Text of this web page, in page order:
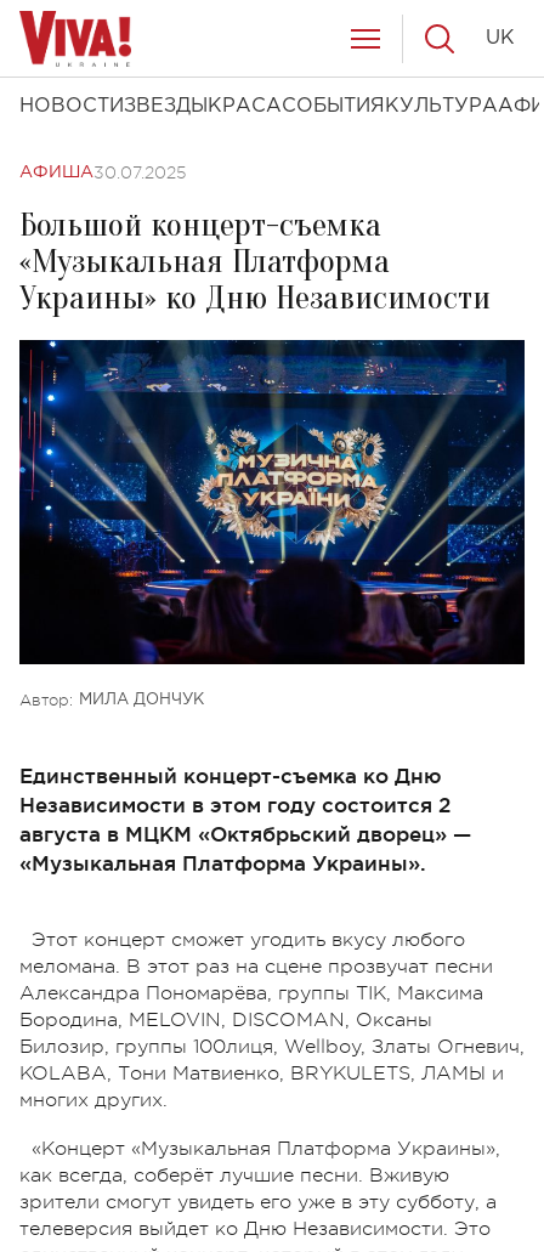
НОВОСТИ ЗВЕЗДЫ КРАСАСОБЫТИЯ КУЛЬТУРА
UK
АФИША30.07.2025
Большой концерт-съемка
«Музыкальная Платформа
Украины» ко Дню Независимости
Автор: МИЛА ДОНЧУК
Единственный концерт-съемка ко Дню
Независимости в этом году состоится 2
августа в МЦКМ «Октябрьский дворец» —
«Музыкальная Платформа Украины».
Этот концерт сможет угодить вкусу любого
меломана. В этот раз на сцене прозвучат песни
Александра Пономарёва, группы ТІК, Максима
Бородина, MELOVIN, DISCOMAN, Оксаны
Билозир, группы 100лиця, Wellboy, Златы Огневич,
KOLABA, Тони Матвиенко, BRYKULETS, ЛАМЫ и
многих других.
«Концерт «Музыкальная Платформа Украины»,
как всегда, соберёт лучшие песни. Вживую
зрители смогут увидеть его уже в эту субботу, а
телеверсия выйдет ко Дню Независимости. Это